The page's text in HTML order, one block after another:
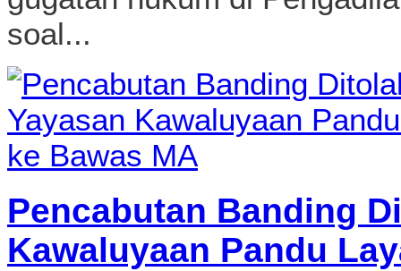
soal...
Pencabutan Banding
Kawaluyaan Pandu